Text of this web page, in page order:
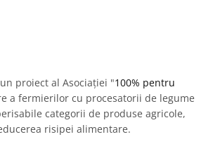
proiect al Asociației "100% pentru
a fermierilor cu procesatorii de legume
categorii de produse agricole,
risipei alimentare.